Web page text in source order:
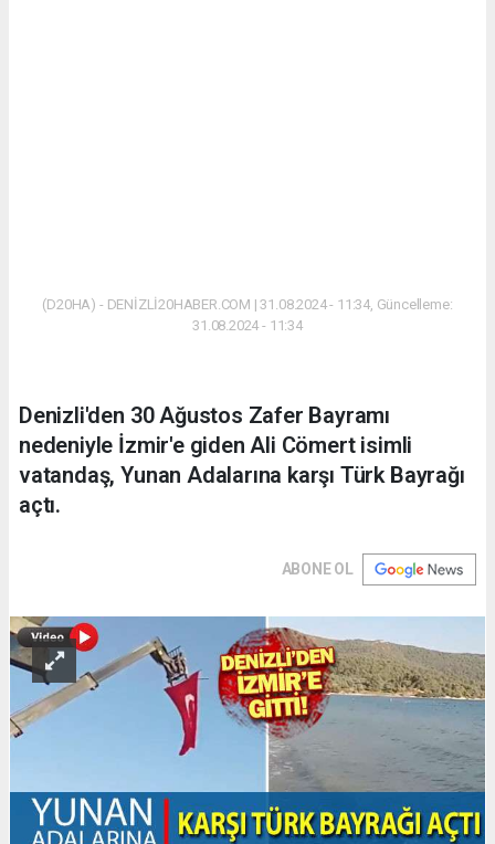
(D20HA) - DENİZLİ20HABER.COM | 31.08.2024 - 11:34, Güncelleme:
31.08.2024 - 11:34
Denizli'den 30 Ağustos Zafer Bayramı
nedeniyle İzmir'e giden Ali Cömert isimli
vatandaş, Yunan Adalarına karşı Türk Bayrağı
açtı.
ABONE OL